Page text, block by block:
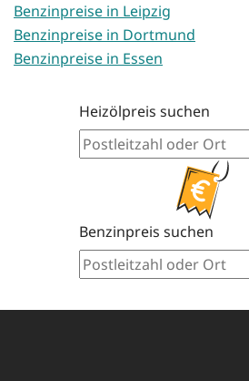
Benzinpreise in Leipzig
Benzinpreise in Dortmund
Benzinpreise in Essen
Heizölpreis suchen
Benzinpreis suchen